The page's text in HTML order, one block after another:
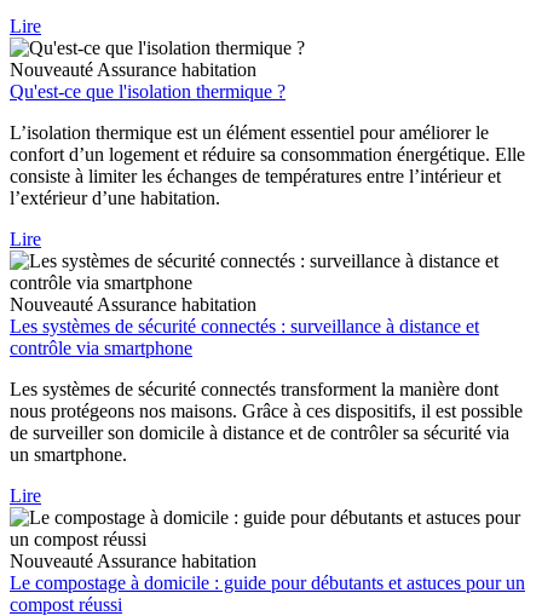
Lire
Nouveauté Assurance habitation
Qu'est-ce que l'isolation thermique ?
L’isolation thermique est un élément essentiel pour améliorer le
confort d’un logement et réduire sa consommation énergétique. Elle
consiste à limiter les échanges de températures entre l’intérieur et
l’extérieur d’une habitation.
Lire
Nouveauté Assurance habitation
Les systèmes de sécurité connectés : surveillance à distance et
contrôle via smartphone
Les systèmes de sécurité connectés transforment la manière dont
nous protégeons nos maisons. Grâce à ces dispositifs, il est possible
de surveiller son domicile à distance et de contrôler sa sécurité via
un smartphone.
Lire
Nouveauté Assurance habitation
Le compostage à domicile : guide pour débutants et astuces pour un
compost réussi